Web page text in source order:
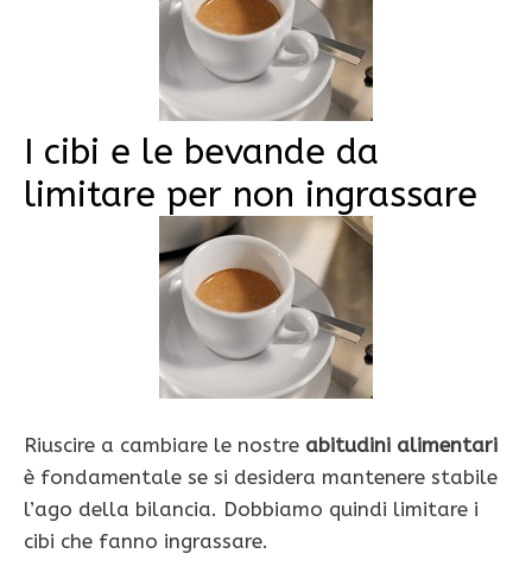
I cibi e le bevande da
limitare per non ingrassare
Riuscire a cambiare le nostre abitudini alimentari
è fondamentale se si desidera mantenere stabile
l’ago della bilancia. Dobbiamo quindi limitare i
cibi che fanno ingrassare.